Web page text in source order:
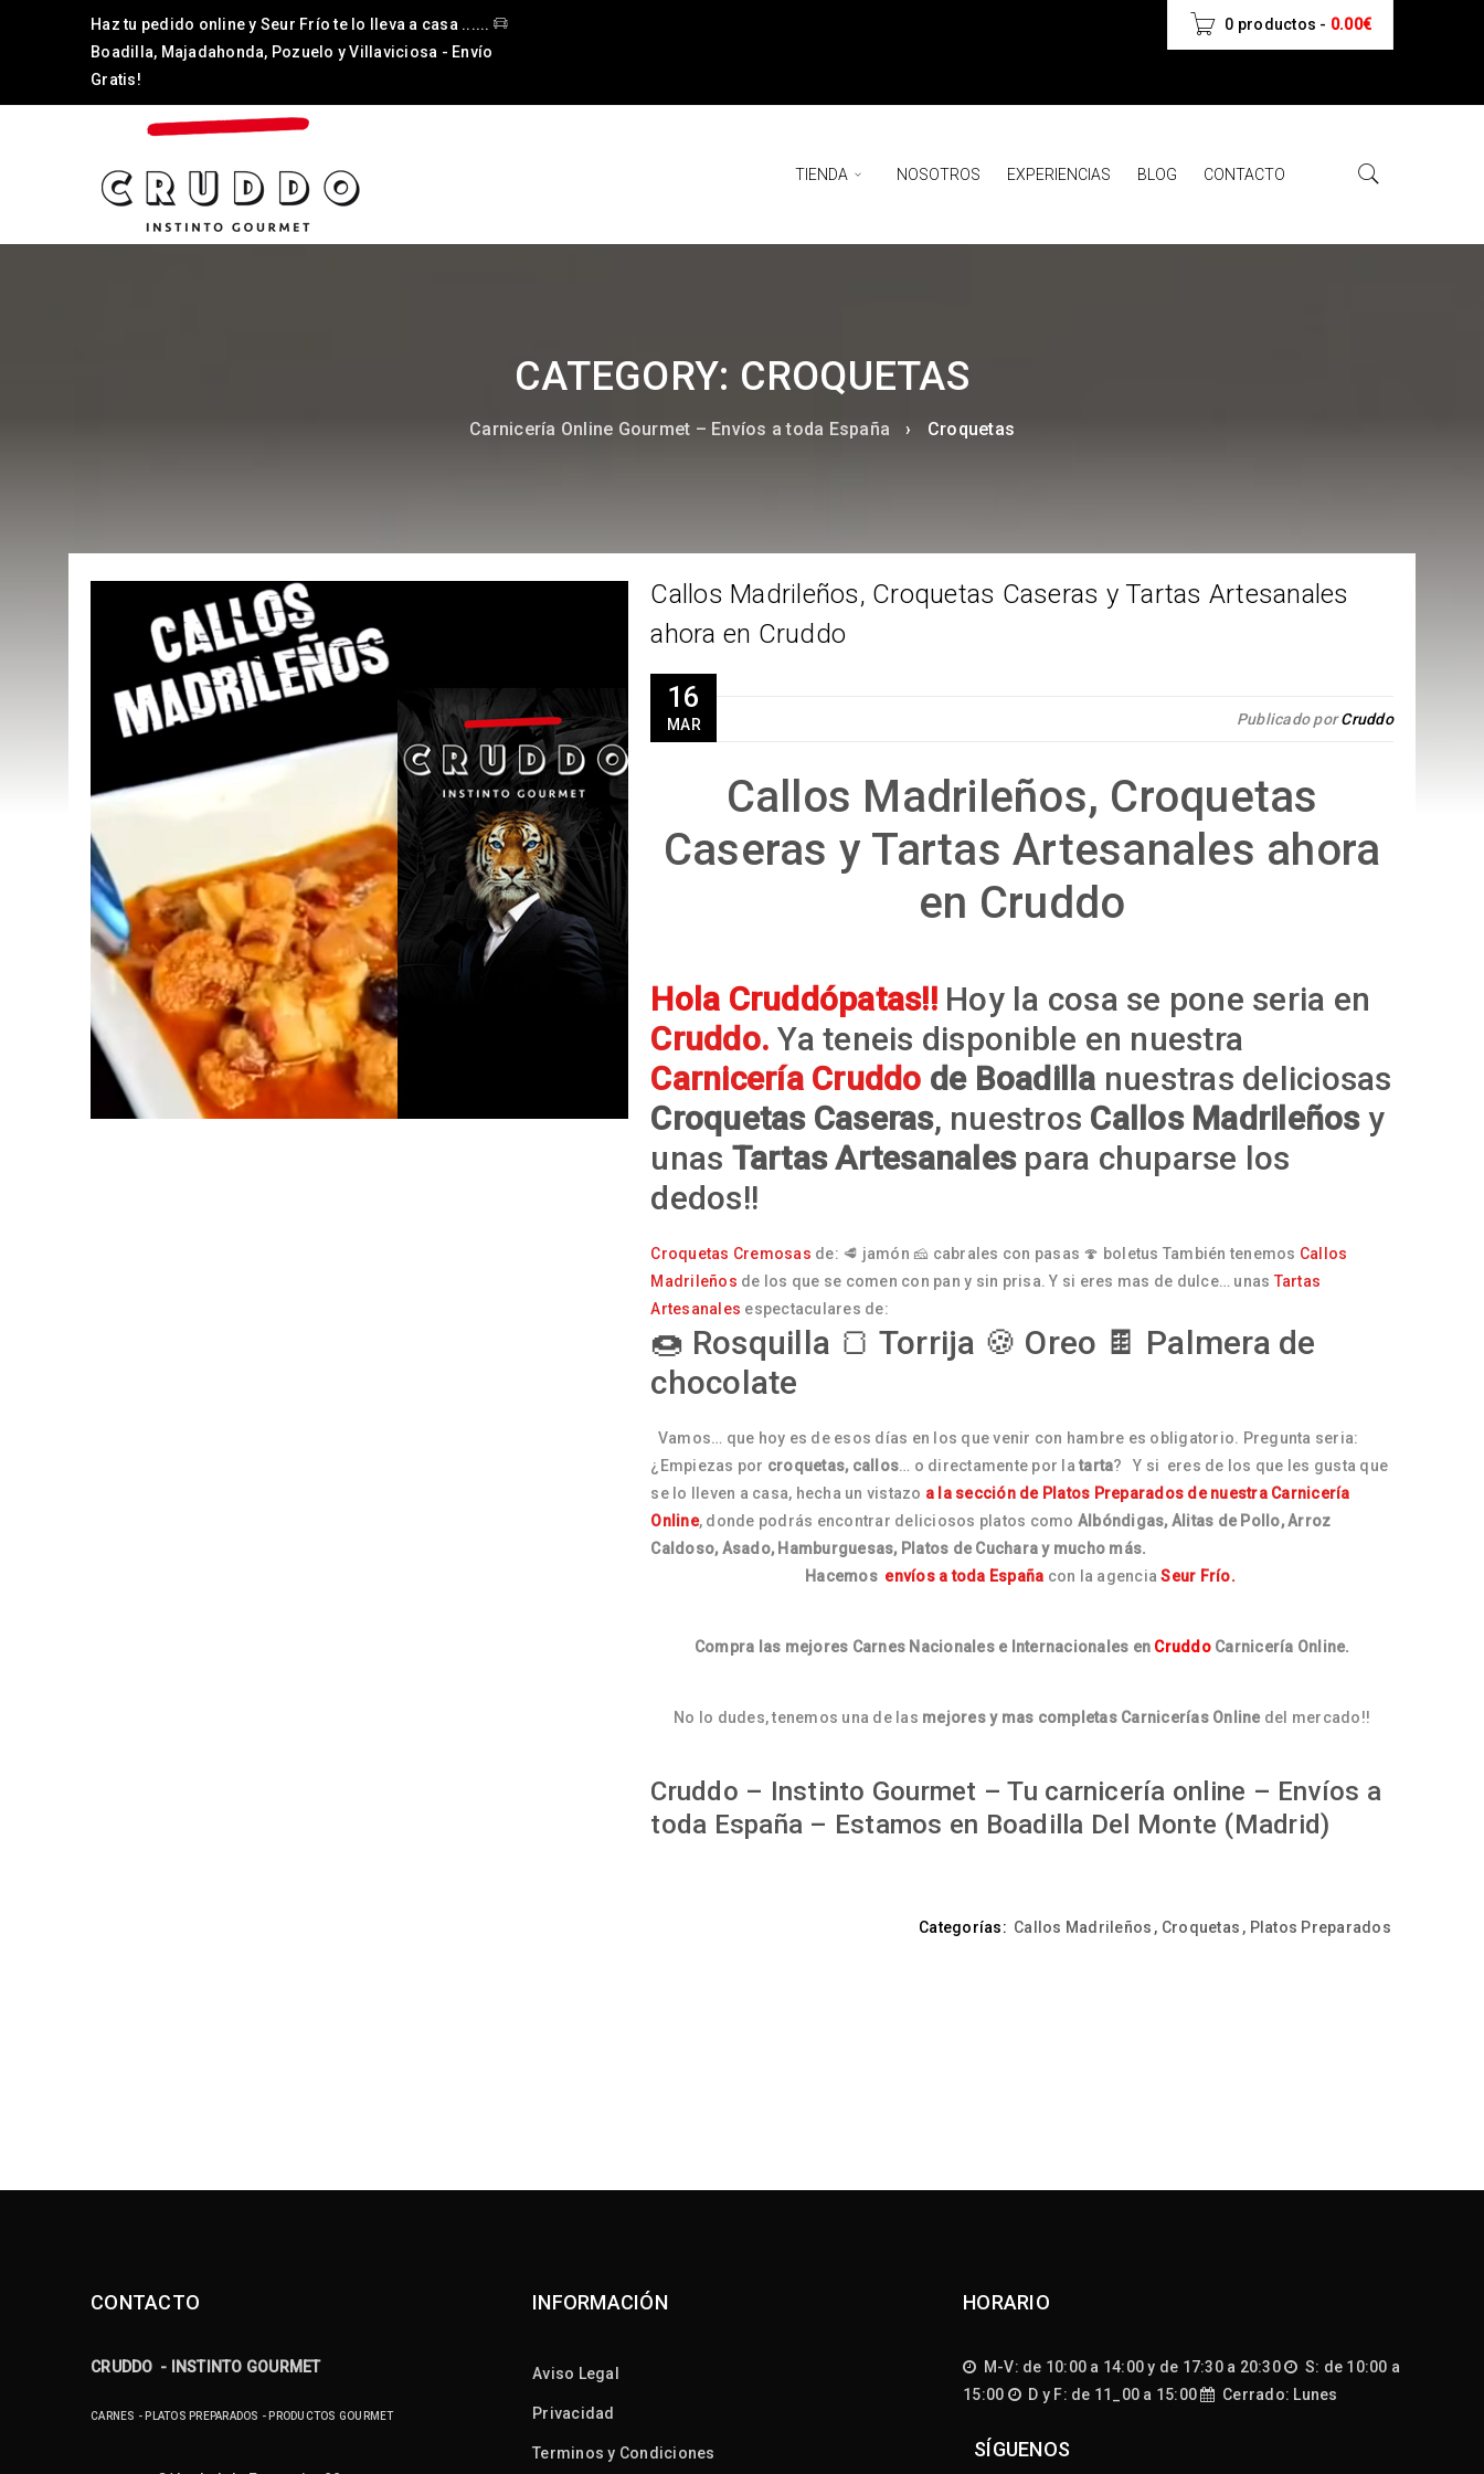
Haz tu pedido online y Seur Frío te lo lleva a casa ......
Boadilla, Majadahonda, Pozuelo y Villaviciosa - Envío
Gratis!
0 productos - 0.00€
TIENDA NOSOTROS EXPERIENCIAS BLOG CONTACTO
CATEGORY: CROQUETAS
Carnicería Online Gourmet – Envíos a toda España › Croquetas
Callos Madrileños, Croquetas Caseras y Tartas Artesanales
ahora en Cruddo
16
MAR Publicado porCruddo
Callos Madrileños, Croquetas
Caseras y Tartas Artesanales ahora
en Cruddo
Hola Cruddópatas!! Hoy la cosa se pone seria en
Cruddo. Ya teneis disponible en nuestra
Carnicería Cruddo de Boadilla nuestras deliciosas
Croquetas Caseras, nuestros Callos Madrileñosy
unas Tartas Artesanalespara chuparse los
dedos!!
Croquetas Cremosas de: 🥩 jamón 🧀 cabrales con pasas 🍄 boletus También tenemos Callos
Madrileños de los que se comen con pan y sin prisa. Y si eres mas de dulce… unas Tartas
Artesanales espectaculares de:
🍩 Rosquilla 🍞 Torrija 🍪 Oreo 🍫 Palmera de
chocolate
Vamos… que hoy es de esos días en los que venir con hambre es obligatorio. Pregunta seria:
¿Empiezas por croquetas, callos… o directamente por latarta? Y si eres de los que les gusta que
se lo lleven a casa, hecha un vistazo a la sección de Platos Preparados de nuestra Carnicería
Online, donde podrás encontrar deliciosos platos como Albóndigas, Alitas de Pollo, Arroz
Caldoso, Asado, Hamburguesas, Platos de Cuchara y mucho más.
Hacemos envíos a toda España con la agencia Seur Frío.
Compra las mejores Carnes Nacionales e Internacionales en Cruddo Carnicería Online.
No lo dudes, tenemos una de las mejores y mas completas Carnicerías Onlinedel mercado!!
Cruddo – Instinto Gourmet – Tu carnicería online – Envíos a
toda España – Estamos en Boadilla Del Monte (Madrid)
Categorías: Callos Madrileños , Croquetas , Platos Preparados
CONTACTO
CRUDDO - INSTINTO GOURMET
CARNES - PLATOS PREPARADOS - PRODUCTOS GOURMET
INFORMACIÓN
Aviso Legal
Privacidad
Terminos y Condiciones
HORARIO
M-V: de 10:00 a 14:00 y de 17:30 a 20:30
S: de 10:00 a
15:00
D y F: de 11_00 a 15:00 Cerrado: Lunes
SÍGUENOS